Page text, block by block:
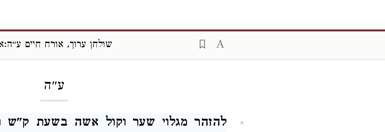
שולחן ערוך, אורח חיים
ע״ה
א
להזהר מגלוי שער וקול אשה בשעת ק"ש